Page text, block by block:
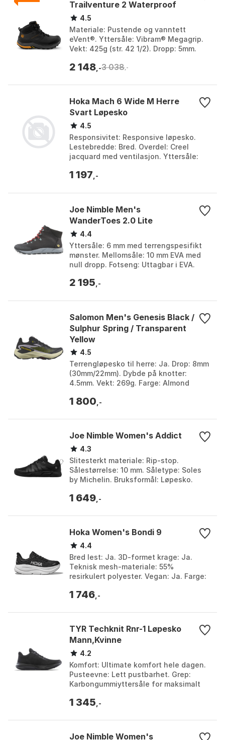
Trailventure 2 Waterproof
4.5
Materiale: Pustende og vanntett
eVent®. Yttersåle: Vibram® Megagrip.
Vekt: 425g (str. 42 1/2). Dropp: 5mm.
42, 42.5, 44...
2 148 ,-3 038 ,-
Hoka Mach 6 Wide M Herre
Svart Løpesko
4.5
Responsivitet: Responsive løpesko.
Lestebredde: Bred. Overdel: Creel
jacquard med ventilasjon. Yttersåle:
Black/white. Størrel...
1 197 ,-
Joe Nimble Men's
WanderToes 2.0 Lite
4.4
Yttersåle: 6 mm med terrengspesifikt
mønster. Mellomsåle: 10 mm EVA med
null dropp. Fotseng: Uttagbar i EVA.
materiale....
2 195 ,-
Salomon Men's Genesis Black /
Sulphur Spring / Transparent
Yellow
4.5
Terrengløpesko til herre: Ja. Drop: 8mm
(30mm/22mm). Dybde på knotter:
4.5mm. Vekt: 269g. Farge: Almond
electric green /...
1 800 ,-
Joe Nimble Women's Addict
4.3
Slitesterkt materiale: Rip-stop.
Sålestørrelse: 10 mm. Såletype: Soles
by Michelin. Bruksformål: Løpesko.
gray 10, Cool gr...
1 649 ,-
Hoka Women's Bondi 9
4.4
Bred lest: Ja. 3D-formet krage: Ja.
Teknisk mesh-materiale: 55%
resirkulert polyester. Vegan: Ja. Farge:
Berry jam/ber...
1 746 ,-
TYR Techknit Rnr-1 Løpesko
Mann,Kvinne
4.2
Komfort: Ultimate komfort hele dagen.
Pusteevne: Lett pustbarhet. Grep:
Karbongummiyttersåle for maksimalt
grey, Blue ...
1 345 ,-
Joe Nimble Women's